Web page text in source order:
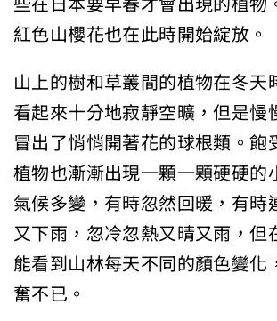
紅色山櫻花也在此時開始綻放。
山上的樹和草叢間的植物在冬
看起來十分地寂靜空曠，但是
冒出了悄悄開著花的球根類。
植物也漸漸出現一顆一顆硬硬
氣候多變，有時忽然回暖，有
又下雨，忽冷忽熱又晴又雨，但
能看到山林每天不同的顏色變
奮不已。